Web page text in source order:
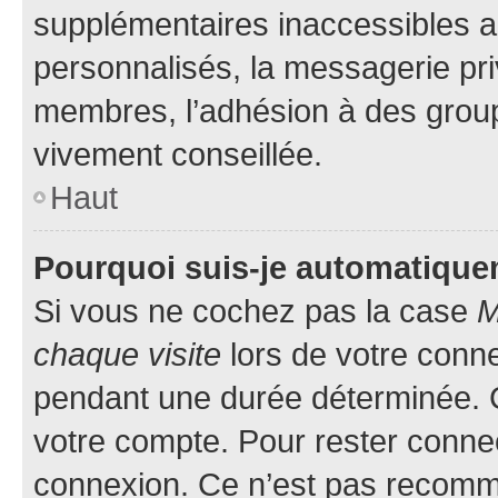
supplémentaires inaccessibles
personnalisés, la messagerie
membres, l’adhésion à des
vivement conseillée.
Haut
Pourquoi suis-je
Si vous ne cochez pas la case
chaque visite lors de votre
pendant une durée déterminée.
votre compte. Pour rester
connexion. Ce n’est pas